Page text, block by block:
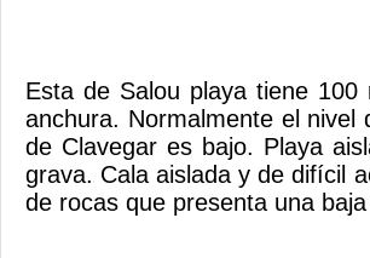
Esta de Salou playa tiene
anchura. Normalmente el nivel
de Clavegar es bajo. Playa
grava. Cala aislada y de difícil
de rocas que presenta una